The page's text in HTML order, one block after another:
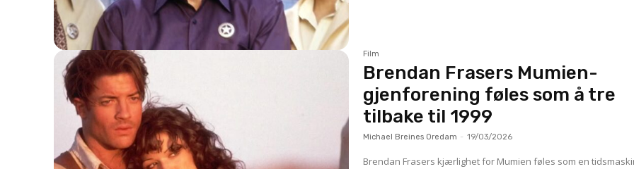
Film
Brendan Frasers Mumien-
gjenforening føles som å tre
tilbake til 1999
Michael Breines Oredam - 19/03/2026
Brendan Frasers kjærlighet for Mumien føles som en